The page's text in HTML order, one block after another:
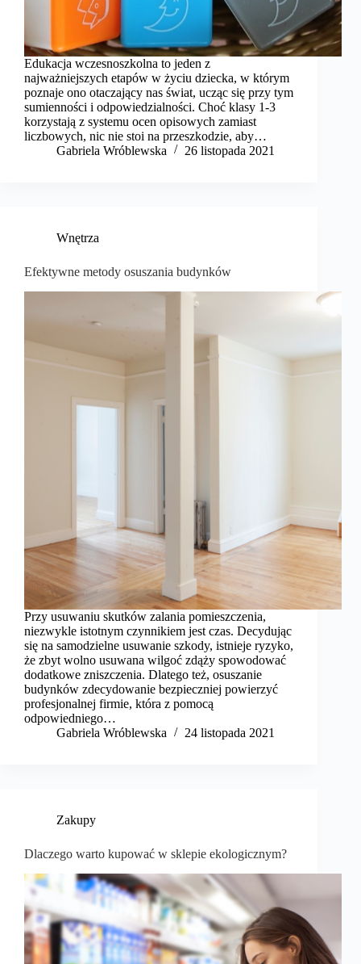
Edukacja wczesnoszkolna to jeden z
najważniejszych etapów w życiu dziecka, w którym
poznaje ono otaczający nas świat, ucząc się przy tym
sumienności i odpowiedzialności. Choć klasy 1-3
korzystają z systemu ocen opisowych zamiast
liczbowych, nic nie stoi na przeszkodzie, aby…
Gabriela Wróblewska
26 listopada 2021
Wnętrza
Efektywne metody osuszania budynków
Przy usuwaniu skutków zalania pomieszczenia,
niezwykle istotnym czynnikiem jest czas. Decydując
się na samodzielne usuwanie szkody, istnieje ryzyko,
że zbyt wolno usuwana wilgoć zdąży spowodować
dodatkowe zniszczenia. Dlatego też, osuszanie
budynków zdecydowanie bezpieczniej powierzyć
profesjonalnej firmie, która z pomocą
odpowiedniego…
Gabriela Wróblewska
24 listopada 2021
Zakupy
Dlaczego warto kupować w sklepie ekologicznym?